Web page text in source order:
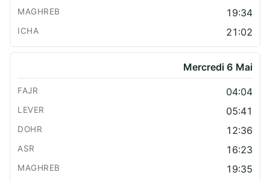
19:34
21:02
Mercredi 6 Mai
04:04
05:41
12:36
16:23
19:35